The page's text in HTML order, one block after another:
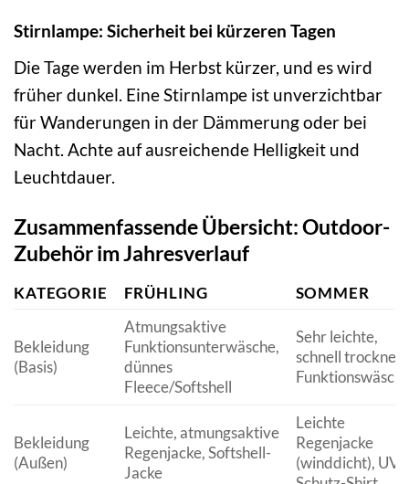
Stirnlampe: Sicherheit bei kürzeren Tagen
Die Tage werden im Herbst kürzer, und es wird
früher dunkel. Eine Stirnlampe ist unverzichtbar
für Wanderungen in der Dämmerung oder bei
Nacht. Achte auf ausreichende Helligkeit und
Leuchtdauer.
Zusammenfassende Übersicht: Outdoor-
Zubehör im Jahresverlauf
KATEGORIE FRÜHLING SOMMER
Bekleidung
(Basis)
Atmungsaktive
Funktionsunterwäsche,
dünnes
Fleece/Softshell
Sehr leichte,
schnell
Bekleidung
(Außen)
Leichte, atmungsaktive
Regenjacke, Softshell-
Jacke
Leichte
Regenjacke
(winddicht), UV-